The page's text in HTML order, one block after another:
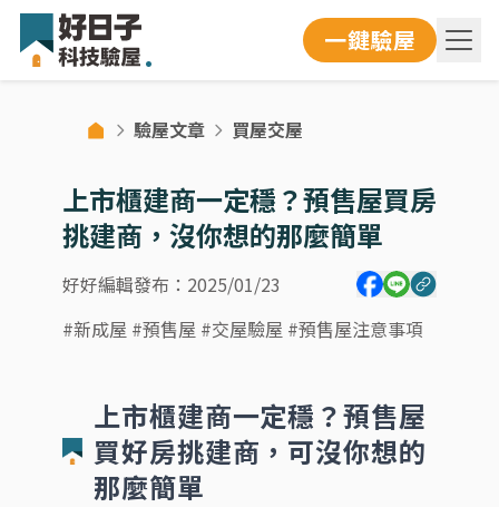
一鍵驗屋
驗屋文章 買屋交屋
上市櫃建商一定穩？預售屋買房
挑建商，沒你想的那麼簡單
好好編輯發布： 2025/01/23
#新成屋 #預售屋 #交屋驗屋 #預售屋注意事項
上市櫃建商一定穩？預售屋
買好房挑建商，可沒你想的
那麼簡單